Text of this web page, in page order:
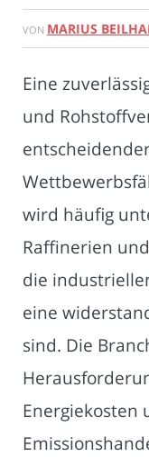
VON MARIUS
Eine
und
wird häufig
Raffinerien
die
eine
sind. Die
Energiekosten